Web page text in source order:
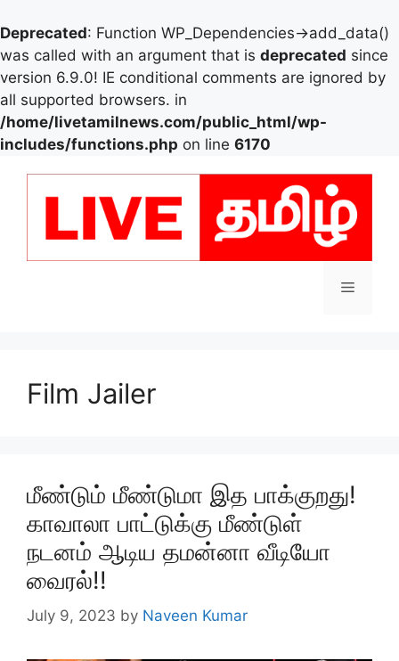
Deprecated: Function WP_Dependencies->add_data()
was called with an argument that is deprecated since
version 6.9.0! IE conditional comments are ignored by
all supported browsers. in
/home/livetamilnews.com/public_html/wp-
includes/functions.php on line 6170
Menu
Film Jailer
மீண்டும் மீண்டுமா இத பாக்குறது!
காவாலா பாட்டுக்கு மீண்டுள்
நடனம் ஆடிய தமன்னா வீடியோ
வைரல்!!
July 9, 2023 by Naveen Kumar